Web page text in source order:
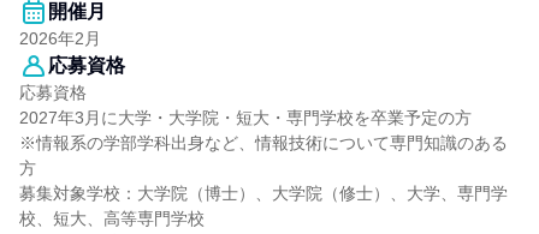
開催月
2026年2月
応募資格
応募資格
2027年3月に大学・大学院・短大・専門学校を卒業予定の方
※情報系の学部学科出身など、情報技術について専門知識のある
方
募集対象学校：大学院（博士）、大学院（修士）、大学、専門学
校、短大、高等専門学校